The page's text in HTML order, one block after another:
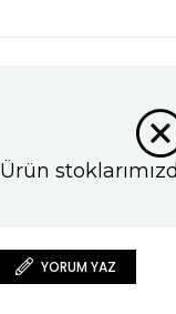
Ürün
YORUM YAZ